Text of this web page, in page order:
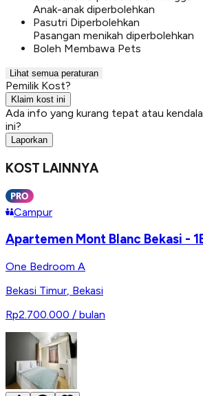
Anak-anak diperbolehkan
Pasutri Diperbolehkan
Pasangan menikah diperbolehkan
Boleh Membawa Pets
Lihat semua peraturan
Pemilik Kost?
Klaim kost ini
Ada info yang kurang tepat atau
ini?
Laporkan
KOST LAINNYA
Campur
Apartemen Mont Blanc Bekasi -
One Bedroom A
Bekasi Timur, Bekasi
Rp2.700.000 / bulan